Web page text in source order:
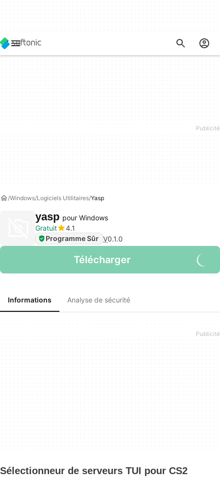
Windows Logiciels Utilitaires Yasp
yasp pour Windows
Gratuit
4.1
Programme Sûr V0.1.0
Télécharger
Informations Analyse de sécurité
Sélectionneur de serveurs TUI pour CS2